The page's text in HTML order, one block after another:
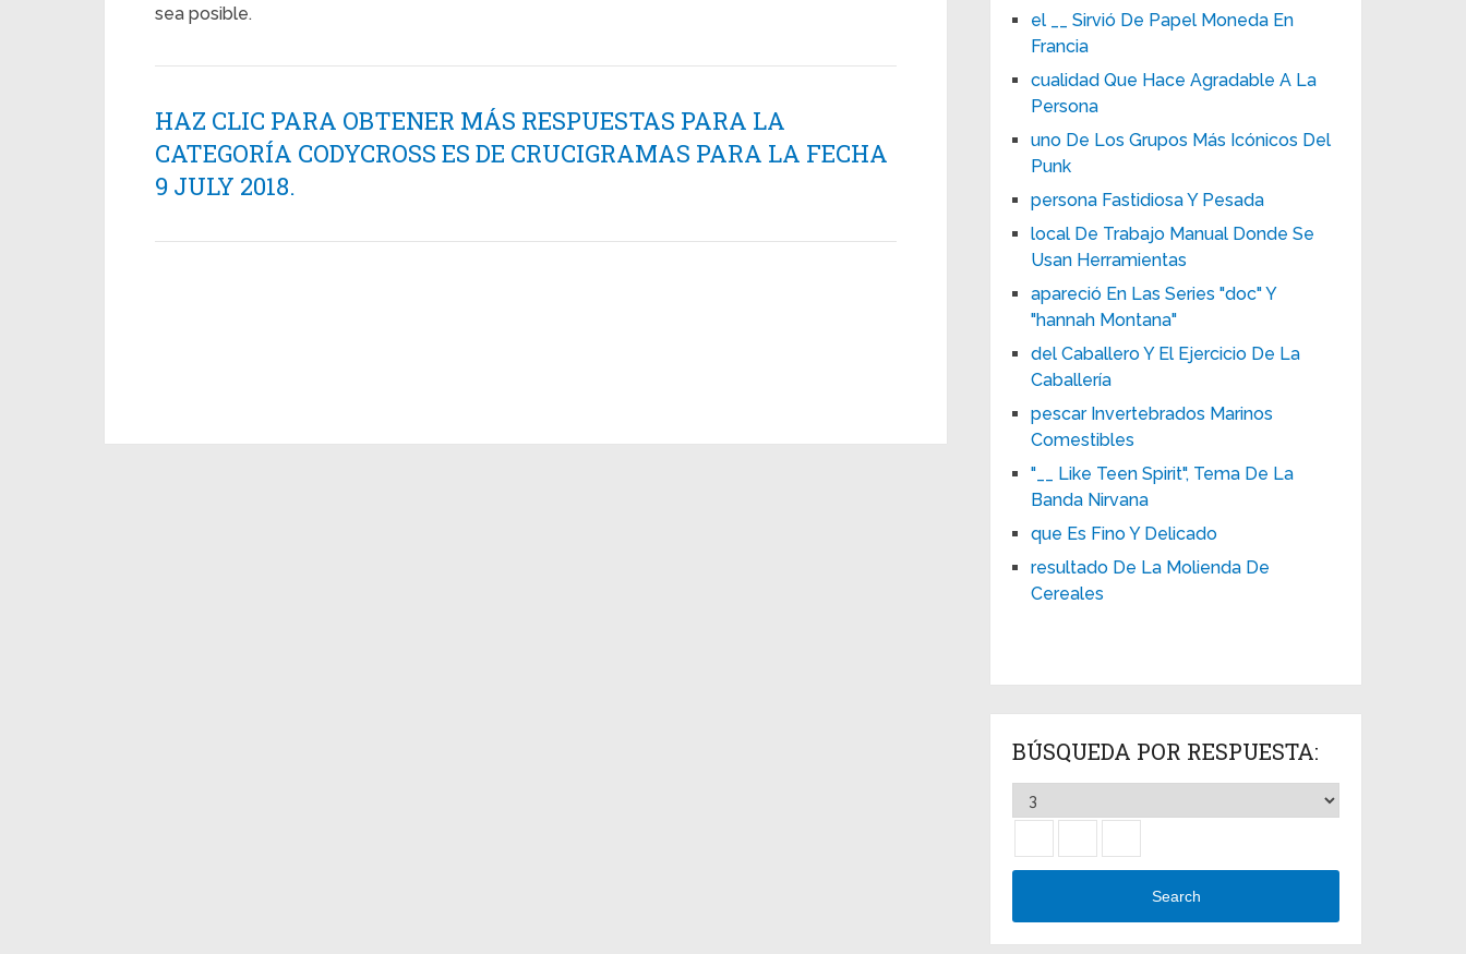
sea posible.
HAZ CLIC PARA OBTENER MÁS RESPUESTAS PARA LA
CATEGORÍA CODYCROSS ES DE CRUCIGRAMAS PARA LA FECHA
9 JULY 2018.
el __ Sirvió De Papel Moneda En
Francia
cualidad Que Hace Agradable A La
Persona
uno De Los Grupos Más Icónicos Del
Punk
persona Fastidiosa Y Pesada
local De Trabajo Manual Donde Se
Usan Herramientas
apareció En Las Series "doc" Y
"hannah Montana"
del Caballero Y El Ejercicio De La
Caballería
pescar Invertebrados Marinos
Comestibles
"__ Like Teen Spirit", Tema De La
Banda Nirvana
que Es Fino Y Delicado
resultado De La Molienda De
Cereales
BÚSQUEDA POR RESPUESTA:
Search